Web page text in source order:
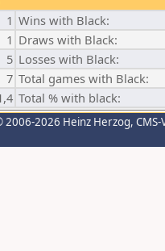
1 Wins with Black:
1 Draws with Black:
5 Losses with Black:
7 Total games with Black:
Total % with black:
2006-2026 Heinz Herzog,